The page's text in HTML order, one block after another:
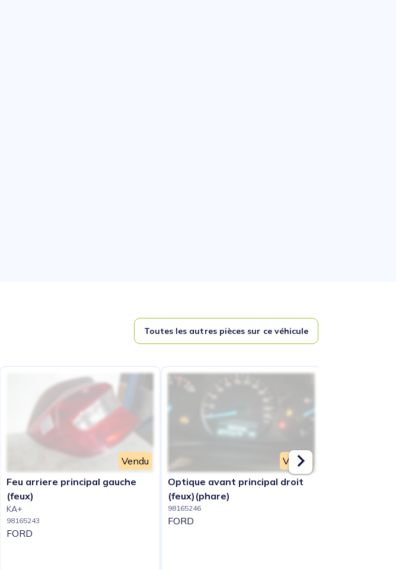
Toutes les autres pièces sur ce véhicule
Vendu
Feu arriere principal gauche
(feux)
KA+
98165243
FORD
Vendu
Optique avant principal droit
(feux)(phare)
98165246
FORD